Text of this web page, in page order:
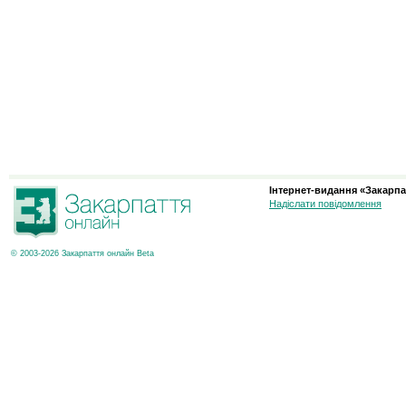
© 2003-2026 Закарпаття онлайн Beta
Інтернет-видання
Надіслати повідомлення